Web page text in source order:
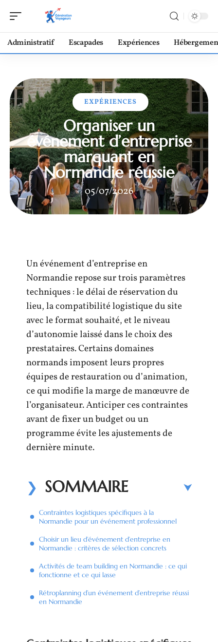
Administratif Escapades Expériences
EXPÉRIENCES
Organiser un
événement d’entreprise
marquant en
Normandie réussie
05/07/2026
Un événement d’entreprise en
Normandie repose sur trois paramètres
techniques : le délai de réservation du
lieu, la compatibilité logistique du site
avec le format souhaité, et le niveau
d’autonomie laissé dans le choix des
prestataires. Certains domaines
normands imposent leurs propres
équipes de restauration ou d’animation,
ce qui modifie la marge de manœuvre de
l’organisateur. Anticiper ces contraintes
avant de fixer un budget ou un
programme évite les ajustements de
dernière minute.
SOMMAIRE
Contraintes logistiques spécifiques à la
Normandie pour un événement professionnel
Choisir un lieu d’événement d’entreprise en
Normandie : critères de sélection concrets
Activités de team building en Normandie : ce qui
fonctionne et ce qui lasse
Rétroplanning d’un événement d’entreprise réussi
en Normandie